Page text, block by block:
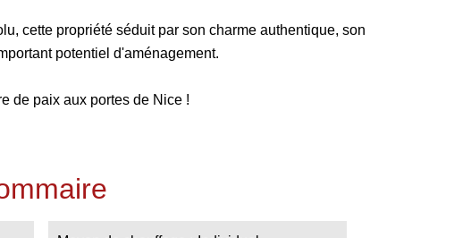
cette propriété séduit par son charme authentique, son
potentiel d'aménagement.
de paix aux portes de Nice !